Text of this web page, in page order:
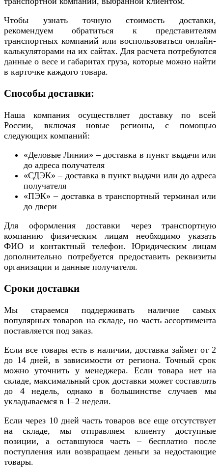
Чтобы узнать точную стоимость доставки,
рекомендуем обратиться к представителям
транспортных компаний или воспользоваться онлайн-
калькуляторами на их сайтах. Для расчета потребуются
данные о весе и габаритах груза, которые можно найти
в карточке каждого товара.
Способы доставки:
Наша компания осуществляет доставку по всей
России, включая новые регионы, с помощью
следующих компаний:
«Деловые Линии» – доставка в пункт выдачи или
до адреса получателя
«СДЭК» – доставка в пункт выдачи или до адреса
получателя
«ПЭК» – доставка в транспортный терминал или
до двери
Для оформления доставки через транспортную
компанию физическим лицам необходимо указать
ФИО и контактный телефон. Юридическим лицам
дополнительно потребуется предоставить реквизиты
организации и данные получателя.
Сроки доставки
Мы стараемся поддерживать наличие самых
популярных товаров на складе, но часть ассортимента
поставляется под заказ.
Если все товары есть в наличии, доставка займет от 2
до 14 дней, в зависимости от региона. Точный срок
можно уточнить у менеджера. Если товара нет на
складе, максимальный срок доставки может составлять
до 4 недель, однако в большинстве случаев мы
укладываемся в 1–2 недели.
Если через 10 дней часть товаров все еще отсутствует
на складе, мы отправляем клиенту доступные
позиции, а оставшуюся часть – бесплатно после
поступления или возвращаем деньги за недостающие
товары.